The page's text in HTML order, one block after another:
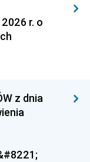
r. o
z dnia